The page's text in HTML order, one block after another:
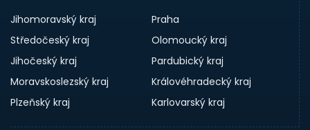
Jihomoravský kraj
Praha
Středočeský kraj
Olomoucký kraj
Jihočeský kraj
Pardubický kraj
Moravskoslezský kraj
Královéhradecký kraj
Plzeňský kraj
Karlovarský kraj